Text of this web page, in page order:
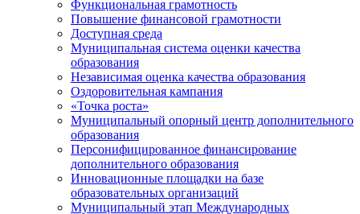
Функциональная грамотность
Повышение финансовой грамотности
Доступная среда
Муниципальная система оценки качества
образования
Независимая оценка качества образования
Оздоровительная кампания
«Точка роста»
Муниципальный опорный центр дополнительного
образования
Персонифицированное финансирование
дополнительного образования
Инновационные площадки на базе
образовательных организаций
Муниципальный этап Международных